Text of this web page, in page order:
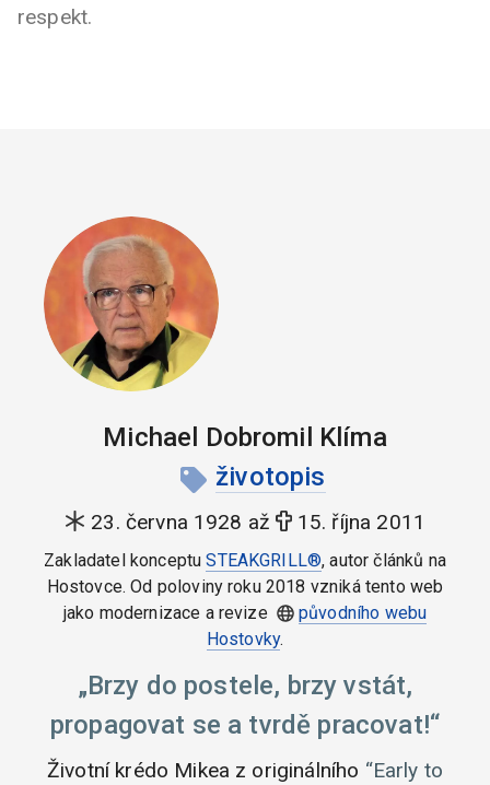
respekt.
Michael Dobromil Klíma
životopis
23. června 1928 až 15. října 2011
Zakladatel konceptuSTEAKGRILL®, autor článků na
Hostovce. Od poloviny roku 2018 vzniká tento web
jako modernizace a revize
původního webu
Hostovky.
Brzy do postele, brzy vstát,
propagovat se a tvrdě pracovat!
Životní krédo Mikea z originálního Early to